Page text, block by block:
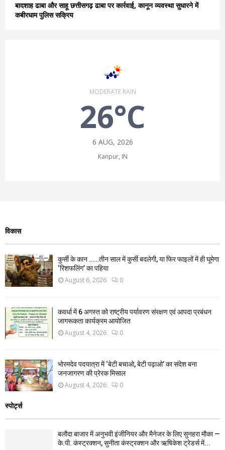
बादशाह ढाबा और साहू छत्तीसगढ़ ढाबा पर कार्रवाई, कानून व्यवस्था सुधारने में
कबीरधाम पुलिस सक्रिय
MODERATE RAIN
26°C
6 AUG, 2026
Kanpur, IN
विकास
कुर्सी के कान ……तीन साल में कुर्सी बदलेगी, या फिर फाइलों में ही घूमेगा
‘रिशफलिंग’ का पहिया
August 6, 2026 0
कवर्धा में 6 अगस्त को राष्ट्रीय पर्यावरण संरक्षण एवं आपदा प्रबंधन
जागरूकता कार्यक्रम आयोजित
August 4, 2026 0
भोरमदेव पदयात्रा में ‘बेटी बचाओ, बेटी पढ़ाओ’ का संदेश बना
जनजागरण की प्रेरक मिसाल
August 4, 2026 0
स्पोर्ट्स
बलौदा बाजार में अनुभवी इंजीनियर और मैनेजर के लिए सुनहरा मौका —
के.पी. कंस्ट्रक्शन, सुनीता कंस्ट्रक्शन और ऋषिकेश ट्रेडर्स में...